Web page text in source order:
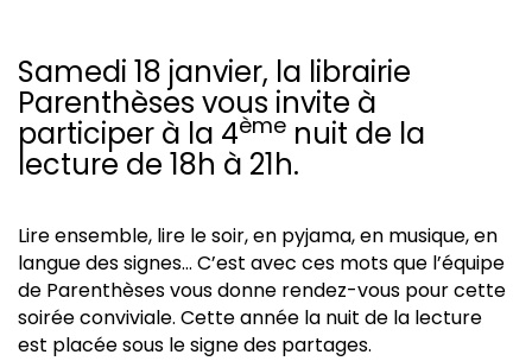
Samedi 18 janvier, la librairie
Parenthèses vous invite à
participer à la 4ème nuit de la
lecture de 18h à 21h.
Lire ensemble, lire le soir, en pyjama, en musique, en
langue des signes… C’est avec ces mots que l’équipe
de Parenthèses vous donne rendez-vous pour cette
soirée conviviale. Cette année la nuit de la lecture
est placée sous le signe des partages.